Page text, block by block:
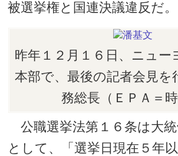
被選挙権と国連決議違反だ。
昨年１２月１６日、ニュー
本部で、最後の記者会見を
務総長（ＥＰＡ＝時
公職選挙法第１６条は大
として、「選挙日現在５年